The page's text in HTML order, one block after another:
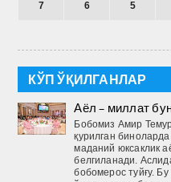
7 6 5
КЎП ЎҚИЛГАНЛАР
Аёл – миллат
Бобомиз Амир
қурилган
маданий юксаклик
белгиланади.
бобомерос туйғу.